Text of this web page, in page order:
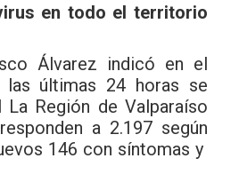
en todo el territorio
Álvarez indicó en el
últimas 24 horas se
Región de Valparaíso
a 2.197 según
146 con síntomas y